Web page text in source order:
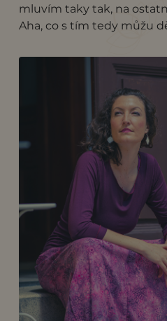
mluvím taky tak, na
Aha, co s tím tedy můžu